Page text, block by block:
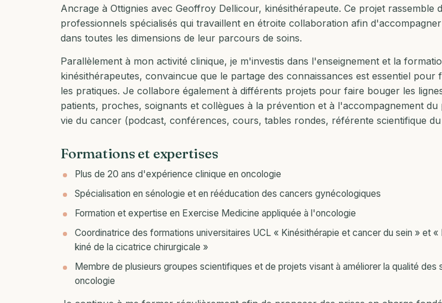
Ancrage à Ottignies avec Geoffroy Dellicour, kinésithérapeute. Ce projet rassemble
professionnels spécialisés qui travaillent en étroite collaboration afin
dans toutes les dimensions de leur parcours de soins.
Parallèlement à mon activité clinique, je m'investis dans l'enseignement et la
kinésithérapeutes, convaincue que le partage des connaissances est essentiel pour
les pratiques. Je collabore également à différents projets pour faire bouger les
patients, proches, soignants et collègues à la prévention et à l'accompagnement du
vie du cancer (podcast, conférences, cours, tables rondes, référente scientifique du
Formations et expertises
Plus de 20 ans d'expérience clinique en oncologie
Spécialisation en sénologie et en rééducation des cancers gynécologiques
Formation et expertise en Exercise Medicine appliquée à l'oncologie
Coordinatrice des formations universitaires UCL « Kinésithérapie et cancer du sein » et «
kiné de la cicatrice chirurgicale »
Membre de plusieurs groupes scientifiques et de projets visant à améliorer la qualité des
oncologie